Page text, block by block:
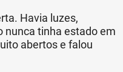
Havia luzes,
nunca tinha estado em
abertos e falou